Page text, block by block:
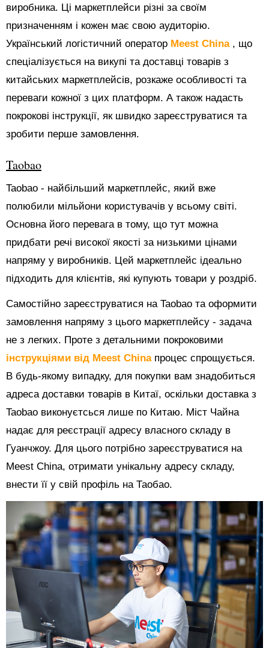
виробника. Ці маркетплейси різні за своїм
призначенням і кожен має свою аудиторію.
Український логістичний оператор Meest China , що
спеціалізується на викупі та доставці товарів з
китайських маркетплейсів, розкаже особливості та
переваги кожної з цих платформ. А також надасть
покрокові інструкції, як швидко зареєструватися та
зробити перше замовлення.
Taobao
Taobao - найбільший маркетплейс, який вже
полюбили мільйони користувачів у всьому світі.
Основна його перевага в тому, що тут можна
придбати речі високої якості за низькими цінами
напряму у виробників. Цей маркетплейс ідеально
підходить для клієнтів, які купують товари у роздріб.
Самостійно зареєструватися на Taobao та оформити
замовлення напряму з цього маркетплейсу - задача
не з легких. Проте з детальними покроковими
інструкціями від Meest China процес спрощується.
В будь-якому випадку, для покупки вам знадобиться
адреса доставки товарів в Китаї, оскільки доставка з
Taobao виконуєтсься лише по Китаю. Міст Чайна
надає для реєстрації адресу власного складу в
Гуанчжоу. Для цього потрібно зареєструватися на
Meest China, отримати унікальну адресу складу,
внести її у свій профіль на Таобао.